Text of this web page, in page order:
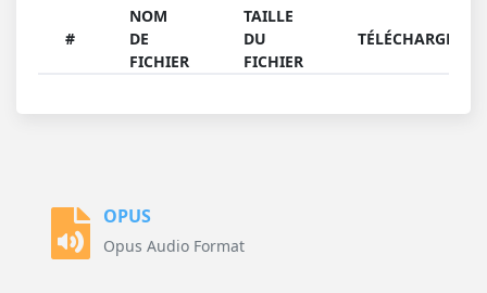
#
NOM
DE
FICHIER
TAILLE
DU
FICHIER
TÉLÉCHARGER
OPUS
Opus Audio Format